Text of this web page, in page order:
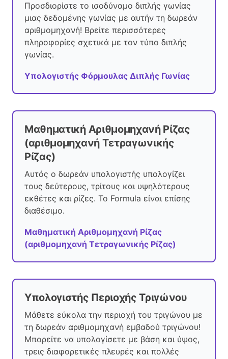
Προσδιορίστε το ισοδύναμο διπλής γωνίας
μιας δεδομένης γωνίας με αυτήν τη δωρεάν
αριθμομηχανή! Βρείτε περισσότερες
πληροφορίες σχετικά με τον τύπο διπλής
γωνίας.
Υπολογιστής Φόρμουλας Διπλής Γωνίας
Μαθηματική Αριθμομηχανή Ρίζας
(αριθμομηχανή Τετραγωνικής
Ρίζας)
Αυτός ο δωρεάν υπολογιστής υπολογίζει
τους δεύτερους, τρίτους και υψηλότερους
εκθέτες και ρίζες. Το Formula είναι επίσης
διαθέσιμο.
Μαθηματική Αριθμομηχανή Ρίζας
(αριθμομηχανή Τετραγωνικής Ρίζας)
Υπολογιστής Περιοχής Τριγώνου
Μάθετε εύκολα την περιοχή του τριγώνου με
τη δωρεάν αριθμομηχανή εμβαδού τριγώνου!
Μπορείτε να υπολογίσετε με βάση και ύψος,
τρεις διαφορετικές πλευρές και πολλές